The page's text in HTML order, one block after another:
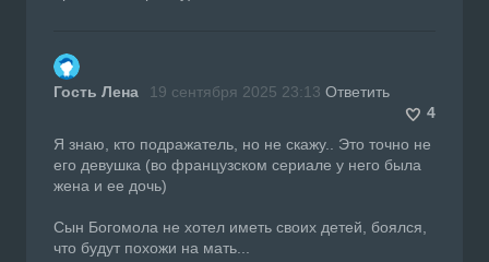
Гость Лена 19 сентября 2025 23:13 Ответить
4
Я знаю, кто подражатель, но не скажу.. Это точно не
его девушка (во французском сериале у него была
жена и ее дочь)
Сын Богомола не хотел иметь своих детей, боялся,
что будут похожи на мать...